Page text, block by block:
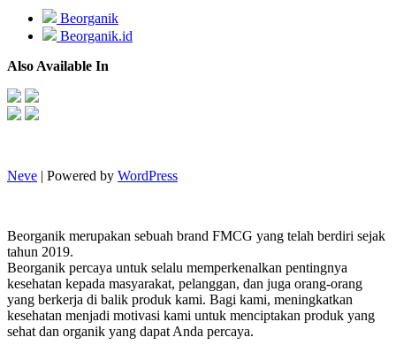
Beorganik
Beorganik.id
Also Available In
Neve | Powered by WordPress
Beorganik merupakan sebuah brand FMCG yang telah berdiri sejak
tahun 2019.
Beorganik percaya untuk selalu memperkenalkan pentingnya
kesehatan kepada masyarakat, pelanggan, dan juga orang-orang
yang berkerja di balik produk kami. Bagi kami, meningkatkan
kesehatan menjadi motivasi kami untuk menciptakan produk yang
sehat dan organik yang dapat Anda percaya.